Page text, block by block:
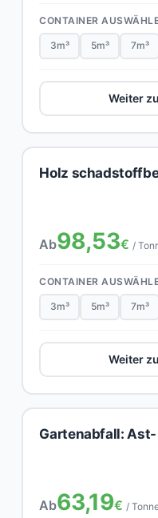
CONTAINER
3m³ 5m³ 7m³
Weiter
Holz
Ab98,53€ /
CONTAINER
3m³ 5m³ 7m³
Weiter
Gartenabfall:
Ab63,19€ /